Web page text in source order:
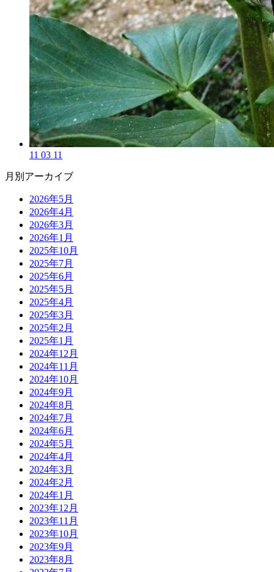
11 03 11
月別アーカイブ
2026年5月
2026年4月
2026年3月
2026年1月
2025年10月
2025年7月
2025年6月
2025年5月
2025年4月
2025年3月
2025年2月
2025年1月
2024年12月
2024年11月
2024年10月
2024年9月
2024年8月
2024年7月
2024年6月
2024年5月
2024年4月
2024年3月
2024年2月
2024年1月
2023年12月
2023年11月
2023年10月
2023年9月
2023年8月